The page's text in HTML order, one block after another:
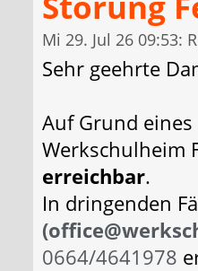
Mi 29. Jul 26 09:53:
Sehr geehrte
Auf Grund eines
Werkschulheim
erreichbar.
In dringenden
0664/4641978